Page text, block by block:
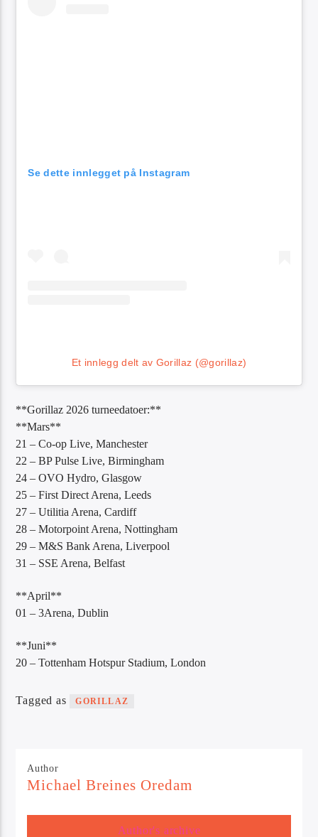
Se dette innlegget på Instagram
Et innlegg delt av Gorillaz (@gorillaz)
**Gorillaz 2026 turneedatoer:**
**Mars**
21 – Co-op Live, Manchester
22 – BP Pulse Live, Birmingham
24 – OVO Hydro, Glasgow
25 – First Direct Arena, Leeds
27 – Utilitia Arena, Cardiff
28 – Motorpoint Arena, Nottingham
29 – M&S Bank Arena, Liverpool
31 – SSE Arena, Belfast
**April**
01 – 3Arena, Dublin
**Juni**
20 – Tottenham Hotspur Stadium, London
Tagged as GORILLAZ
Author
Michael Breines Oredam
Author's archive